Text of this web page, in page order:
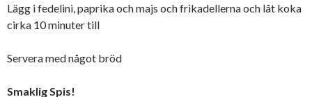
Lägg i fedelini, paprika och majs och frikadellerna och låt koka
cirka 10 minuter till
Servera med något bröd
Smaklig Spis!